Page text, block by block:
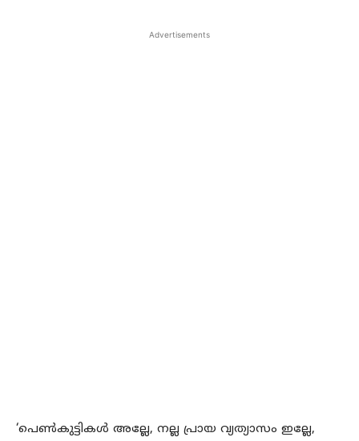
Advertisements
‘പെണ്‍കുട്ടികള്‍ അല്ലേ, നല്ല പ്രായ വ്യത്യാസം ഇല്ലേ,